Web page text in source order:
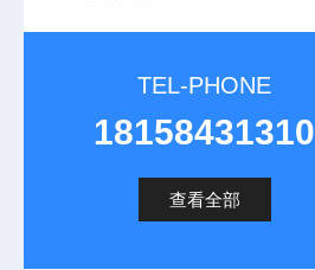
TEL-PHONE
18158431310
查看全部